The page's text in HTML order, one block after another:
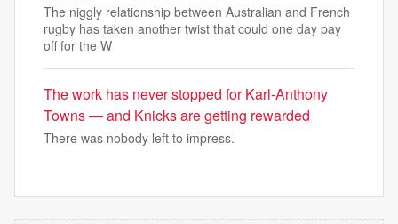
The niggly relationship between Australian and French
rugby has taken another twist that could one day pay
off for the W
The work has never stopped for Karl-Anthony
Towns — and Knicks are getting rewarded
There was nobody left to impress.